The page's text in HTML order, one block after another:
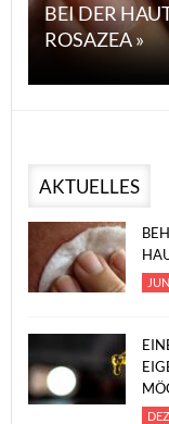
BEI DER
ROSAZEA »
AKTUELLES